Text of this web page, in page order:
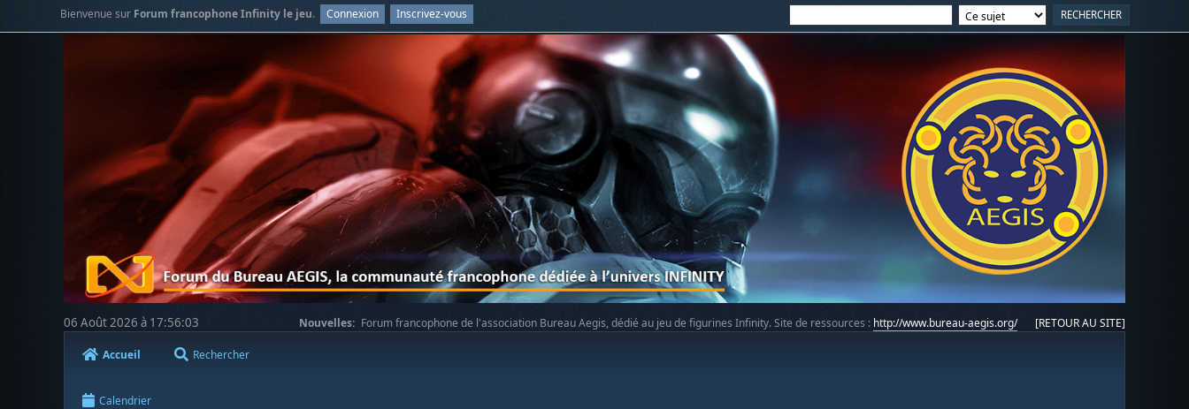
Bienvenue sur Forum francophone Infinity le jeu. Connexion Inscrivez-vous
[RETOUR AU SITE]
06 Août 2026 à 17:56:03 Nouvelles: Forum francophone de l'association Bureau Aegis, dédié au jeu de figurines Infinity. Site de ressources : http://www.bureau-aegis.org/
Accueil Rechercher
Calendrier